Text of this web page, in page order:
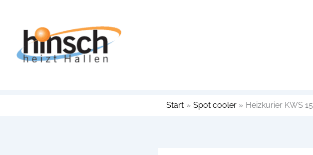
springen
Start Spot cooler Heizkurier KWS 15